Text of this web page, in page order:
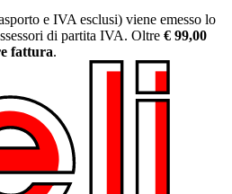
e IVA esclusi) viene emesso lo
di partita IVA. Oltre € 99,00
fattura.